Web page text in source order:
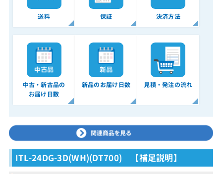
送料 保証 決済方法
中古・新古品の
お届け日数
新品のお届け日数 見積・発注の流れ
ITL-24DG-3D(WH)(DT700) 【補足説明】